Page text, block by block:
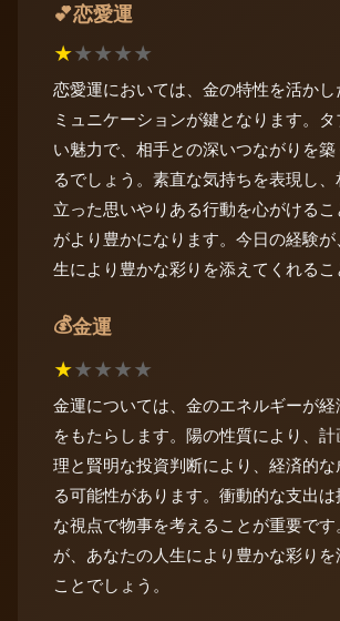
💕恋愛運
★★★★★
恋愛運においては、金の特性を活かし
ミュニケーションが鍵となります。
い魅力で、相手との深いつながりを築
るでしょう。素直な気持ちを表現し
立った思いやりある行動を心がける
がより豊かになります。今日の経験が
生により豊かな彩りを添えてくれるこ
💰金運
★★★★★
金運については、金のエネルギーが
をもたらします。陽の性質により、
理と賢明な投資判断により、経済的
る可能性があります。衝動的な支出
な視点で物事を考えることが重要で
が、あなたの人生により豊かな彩りを
ことでしょう。